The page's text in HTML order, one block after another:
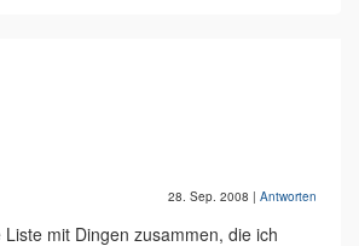
28. Sep. 2008 | Antworten
mit Dingen zusammen, die ich